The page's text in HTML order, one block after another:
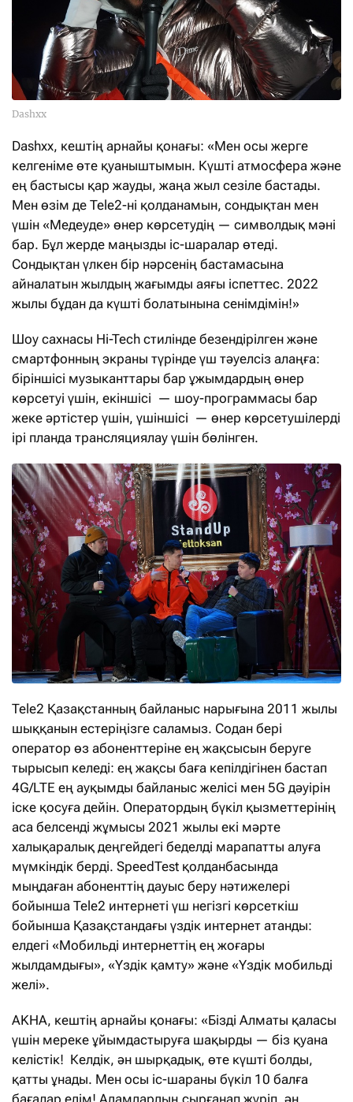
Dashxx
Dashxx, кештің арнайы қонағы: «Мен осы жерге
келгеніме өте қуаныштымын. Күшті атмосфера және
ең бастысы қар жауды, жаңа жыл сезіле бастады.
Мен өзім де Tele2-ні қолданамын, сондықтан мен
үшін «Медеуде» өнер көрсетудің — символдық мәні
бар. Бұл жерде маңызды іс-шаралар өтеді.
Сондықтан үлкен бір нәрсенің бастамасына
айналатын жылдың жағымды аяғы іспеттес. 2022
жылы бұдан да күшті болатынына сенімдімін!»
Шоу сахнасы Hi-Tech стилінде безендірілген және
смартфонның экраны түрінде үш тәуелсіз алаңға:
біріншісі музыканттары бар ұжымдардың өнер
көрсетуі үшін, екіншісі — шоу-программасы бар
жеке әртістер үшін, үшіншісі — өнер көрсетушілерді
ірі планда трансляциялау үшін бөлінген.
Tele2 Қазақстанның байланыс нарығына 2011 жылы
шыққанын естеріңізге саламыз. Содан бері
оператор өз абоненттеріне ең жақсысын беруге
тырысып келеді: ең жақсы баға кепілдігінен бастап
4G/LTE ең ауқымды байланыс желісі мен 5G дәуірін
іске қосуға дейін. Оператордың бүкіл қызметтерінің
аса белсенді жұмысы 2021 жылы екі мәрте
халықаралық деңгейдегі беделді марапатты алуға
мүмкіндік берді. SpeedTest қолданбасында
мыңдаған абоненттің дауыс беру нәтижелері
бойынша Tele2 интернеті үш негізгі көрсеткіш
бойынша Қазақстандағы үздік интернет атанды:
елдегі «Мобильді интернеттің ең жоғары
жылдамдығы», «Үздік қамту» және «Үздік мобильді
желі».
AKHA, кештің арнайы қонағы: «Бізді Алматы қаласы
үшін мереке ұйымдастыруға шақырды — біз қуана
келістік! Келдік, ән шырқадық, өте күшті болды,
қатты ұнады. Мен осы іс-шараны бүкіл 10 балға
бағалар едім! Адамдардың сырғанап жүріп, ән